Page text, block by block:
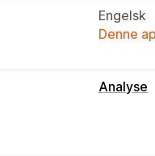
Engelsk
Denne
Analyse